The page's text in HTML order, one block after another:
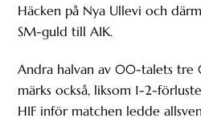
Häcken på Nya Ullevi och
SM-guld till AIK.
Andra halvan av 00-talets
märks också, liksom 1-2-
HIF inför matchen ledde